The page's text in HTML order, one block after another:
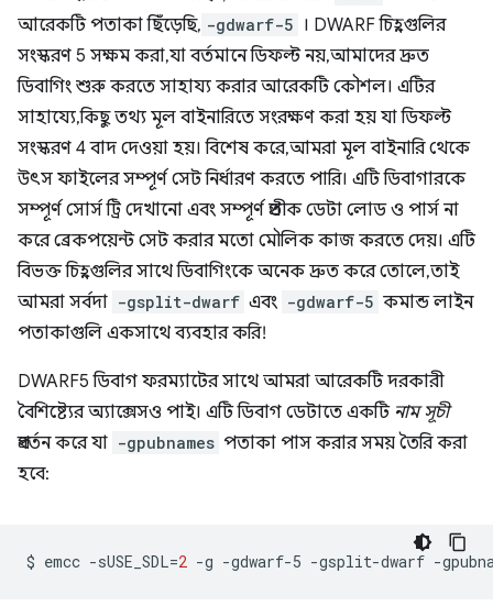
আরেকটি পতাকা ছিঁড়েছি, -gdwarf-5 । DWARF চিহ্নগুলির
সংস্করণ 5 সক্ষম করা, যা বর্তমানে ডিফল্ট নয়, আমাদের দ্রুত
ডিবাগিং শুরু করতে সাহায্য করার আরেকটি কৌশল। এটির
সাহায্যে, কিছু তথ্য মূল বাইনারিতে সংরক্ষণ করা হয় যা ডিফল্ট
সংস্করণ 4 বাদ দেওয়া হয়। বিশেষ করে, আমরা মূল বাইনারি থেকে
উৎস ফাইলের সম্পূর্ণ সেট নির্ধারণ করতে পারি। এটি ডিবাগারকে
সম্পূর্ণ সোর্স ট্রি দেখানো এবং সম্পূর্ণ প্রতীক ডেটা লোড ও পার্স না
করে ব্রেকপয়েন্ট সেট করার মতো মৌলিক কাজ করতে দেয়। এটি
বিভক্ত চিহ্নগুলির সাথে ডিবাগিংকে অনেক দ্রুত করে তোলে, তাই
আমরা সর্বদা -gsplit-dwarf এবং -gdwarf-5 কমান্ড লাইন
পতাকাগুলি একসাথে ব্যবহার করি!
DWARF5 ডিবাগ ফরম্যাটের সাথে আমরা আরেকটি দরকারী
বৈশিষ্ট্যের অ্যাক্সেসও পাই। এটি ডিবাগ ডেটাতে একটি নাম সূচী
প্রবর্তন করে যা -gpubnames পতাকা পাস করার সময় তৈরি করা
হবে:
$ emcc -sUSE_SDL=2 -g -gdwarf-5 -gsplit-dwarf -